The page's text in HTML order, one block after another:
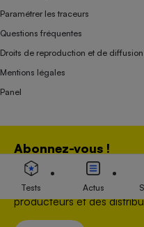
Abonnez-vous !
Bénéficiez d'une
une association 100 %
producteurs et des
Paramétrer les traceurs
Questions fréquentes
Droits de reproduction et de diffusion
Mentions légales
Panel
Association indépendante de
distributeurs depuis 1951.
Tests Actus